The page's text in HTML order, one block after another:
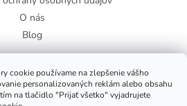
cookie používame na zlepšenie vášho
personalizovaných reklám alebo obsahu
na tlačidlo "Prijať všetko" vyjadrujete
O nás
Blog
Facebook